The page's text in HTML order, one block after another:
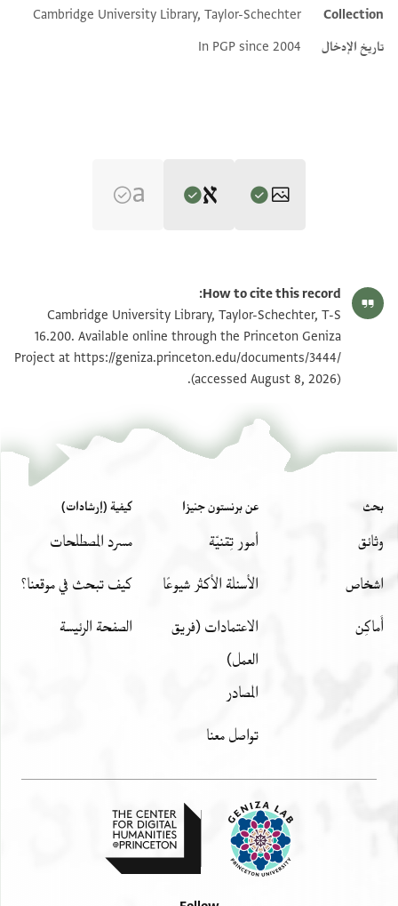
Additional metadata
Collection
Cambridge University Library, Taylor-Schechter
تاريخ الإدخال
In PGP since 2004
S. D. Goitein's unpublished edition (1950–85).
. . . . . . . . . ]נו אדונינו [ . . . . . . . . . . . . . . . . . . . . . . . .
. . . .
. . . . . . . . ] התורה ממשיבי מלחמה שערה [ . . . . . . . . . .
. . . . . .
אבו אלמ]חאסן כגק מרנ ורבנ שמואל השר הנכבד ה[ . . . .
. . . בר . . . . בל יפה הזקן הנכבד השר החשוב היקר [ . .
אן עליה וענדה ופי
דמתי וכאלץ מאלי פי גהתי מן אלורק אלמתעאמל בה
באלדיאר אלמצריה [ . . .
אלדראהם אלמתקטעה בלג קימתה א/ר/בעה מאיה
דרהמא אלנצף מן [ דלך
מאיתי דרהמא ודלך תמן קנד וקטארה אקום לה בגמיע
הדא אמבלג אלמדכור
גמלה ו/א/חדה פי סלך תשרי [מן סנה] אלפא וחמש מאה
יואפק מן תאריך אלערב סלך רצמאן אסתקבאל שואל מן
אעלאה מן אלשיך בו אלפ[רג
. . . . . . . . . . ] אלפתוח אללוי אלסמסאר באלצאגה במצר
ואלקאהרה אלמדכור אעלאה
T-S 16.200 1v
بيان أذونات الصورة
How to cite this record:
Cambridge University Library, Taylor-Schechter, T-S
16.200. Available online through the Princeton Geniza
Project athttps://geniza.princeton.edu/documents/3444/
(accessed August 8, 2026).
بحث
وثائق
اشخاص
أَماكِن
عن برنستون جنيزا
أمور تِقنيّة
الأسئلة الأكثر شيوعًا
الاعتمادات (فريق
العمل)
المصادر
تواصل معنا
كيفية (إرشادات)
مسرد المصطلحات
كيف تبحث في موقعنا؟
الصفحة الرئيسة